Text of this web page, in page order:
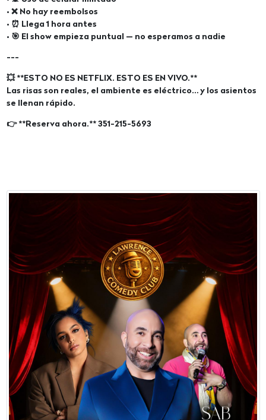
• ❌ No hay reembolsos
• ⏰ Llega 1 hora antes
• 🎯 El show empieza puntual — no esperamos a nadie
---
💥 **ESTO NO ES NETFLIX. ESTO ES EN VIVO.**
Las risas son reales, el ambiente es eléctrico… y los asientos
se llenan rápido.
👉 **Reserva ahora.** 351-215-5693